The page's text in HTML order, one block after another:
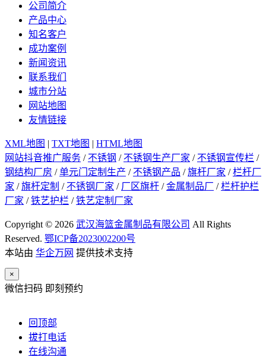
公司简介
产品中心
知名客户
成功案例
新闻资讯
联系我们
城市分站
网站地图
友情链接
XML地图 | TXT地图 | HTML地图
网站抖音推广服务 / 不锈钢 / 不锈钢生产厂家 / 不锈钢宣传栏 /
钢结构厂房 /单元门定制生产 / 不锈钢产品 /旗杆厂家 /栏杆厂
家 /旗杆定制 / 不锈钢厂家 / 厂区旗杆 /金属制品厂 /栏杆护栏
厂家 /铁艺护栏 /铁艺定制厂家
Copyright © 2026 武汉海篮金属制品有限公司 All Rights
Reserved. 鄂ICP备2023002200号
本站由 华企万网 提供技术支持
×
微信扫码 即刻预约
回顶部
拔打电话
在线沟通